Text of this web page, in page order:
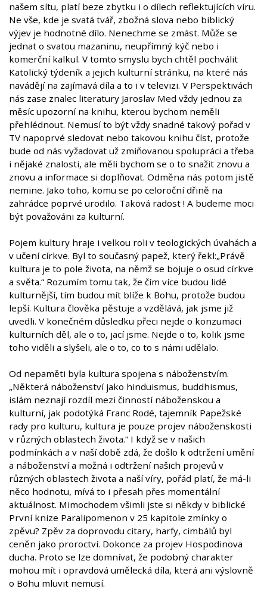
našem sítu, platí beze zbytku i o dílech reflektujících víru.
Ne vše, kde je svatá tvář, zbožná slova nebo biblický
výjev je hodnotné dílo. Nenechme se zmást. Může se
jednat o svatou mazaninu, neupřímný kýč nebo i
komerční kalkul. V tomto smyslu bych chtěl pochválit
Katolický týdeník a jejich kulturní stránku, na které nás
navádějí na zajímavá díla a to i v televizi. V Perspektivách
nás zase znalec literatury Jaroslav Med vždy jednou za
měsíc upozorní na knihu, kterou bychom neměli
přehlédnout. Nemusí to být vždy snadné takový pořad v
TV napoprvé sledovat nebo takovou knihu číst, protože
bude od nás vyžadovat už zmiňovanou spolupráci a třeba
i nějaké znalosti, ale měli bychom se o to snažit znovu a
znovu a informace si doplňovat. Odměna nás potom jistě
nemine. Jako toho, komu se po celoroční dřině na
zahrádce poprvé urodilo. Taková radost ! A budeme moci
být považováni za kulturní.
Pojem kultury hraje i velkou roli v teologických úvahách a
v učení církve. Byl to současný papež, který řekl:„Právě
kultura je to pole života, na němž se bojuje o osud církve
a světa.“ Rozumím tomu tak, že čím více budou lidé
kulturnější, tím budou mít blíže k Bohu, protože budou
lepší. Kultura člověka pěstuje a vzdělává, jak jsme již
uvedli. V konečném důsledku přeci nejde o konzumaci
kulturních děl, ale o to, jací jsme. Nejde o to, kolik jsme
toho viděli a slyšeli, ale o to, co to s námi udělalo.
Od nepaměti byla kultura spojena s náboženstvím.
„Některá náboženství jako hinduismus, buddhismus,
islám neznají rozdíl mezi činností náboženskou a
kulturní, jak podotýká Franc Rodé, tajemník Papežské
rady pro kulturu, kultura je pouze projev náboženskosti
v různých oblastech života.“ I když se v našich
podmínkách a v naší době zdá, že došlo k odtržení umění
a náboženství a možná i odtržení našich projevů v
různých oblastech života a naší víry, pořád platí, že má-li
něco hodnotu, mívá to i přesah přes momentální
aktuálnost. Mimochodem všimli jste si někdy v biblické
První knize Paralipomenon v 25 kapitole zmínky o
zpěvu? Zpěv za doprovodu citary, harfy, cimbálů byl
ceněn jako proroctví. Dokonce za projev Hospodinova
ducha. Proto se lze domnívat, že podobný charakter
mohou mít i opravdová umělecká díla, která ani výslovně
o Bohu mluvit nemusí.